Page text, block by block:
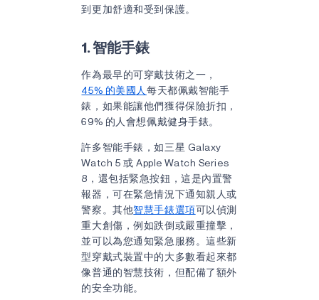
到更加舒適和受到保護。
1. 智能手錶
作為最早的可穿戴技術之一，
45% 的美國人 每天都佩戴智能手
錶，如果能讓他們獲得保險折扣，
69% 的人會想佩戴健身手錶。
許多智能手錶，如三星 Galaxy
Watch 5 或 Apple Watch Series
8，還包括緊急按鈕，這是內置警
報器，可在緊急情況下通知親人或
警察。其他智慧手錶選項可以偵測
重大創傷，例如跌倒或嚴重撞擊，
並可以為您通知緊急服務。這些新
型穿戴式裝置中的大多數看起來都
像普通的智慧技術，但配備了額外
的安全功能。